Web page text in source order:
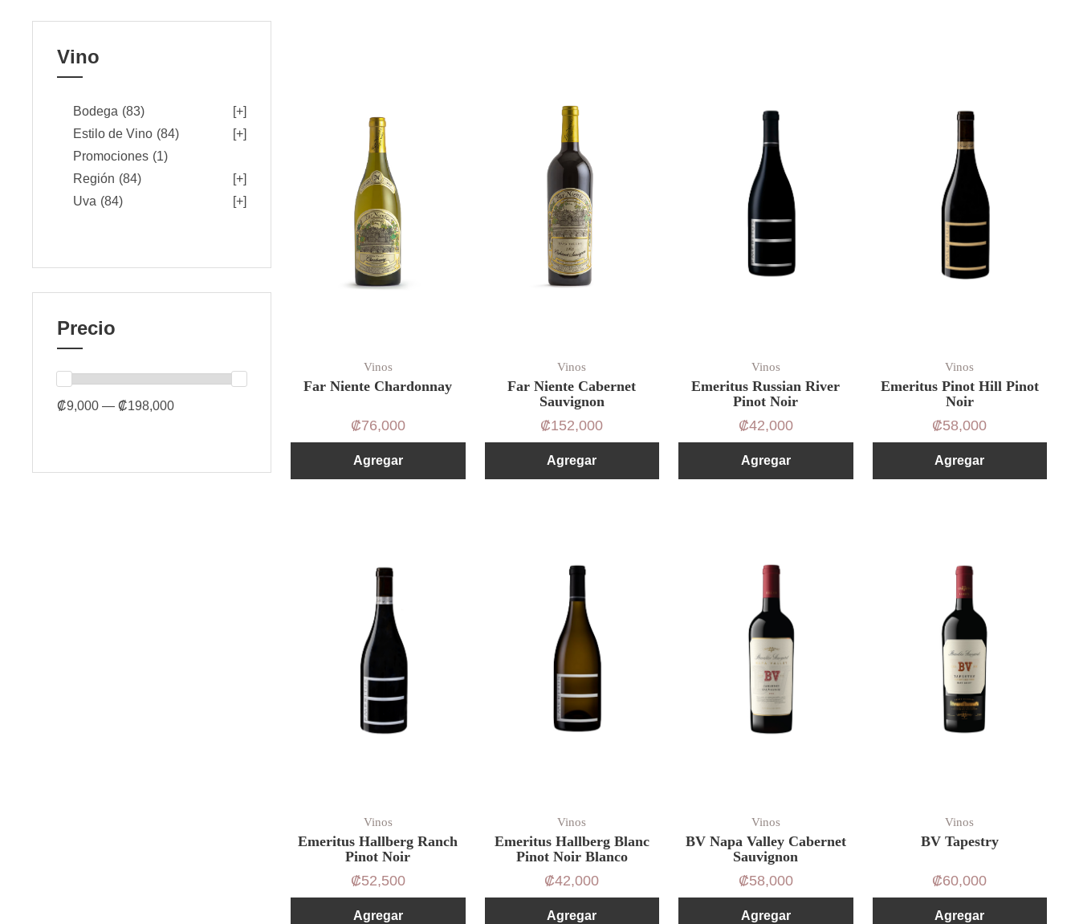
Vino
Bodega (83)
[+]
Estilo de Vino (84)
[+]
Promociones (1)
Región (84)
[+]
Uva (84) [+]
Precio
₡9,000 — ₡198,000
Vinos
Far Niente Chardonnay
₡76,000
Agregar
Vinos
Far Niente Cabernet
Sauvignon
₡152,000
Agregar
Vinos
Emeritus Russian River
Pinot Noir
₡42,000
Agregar
Vinos
Emeritus Pinot Hill Pinot
Noir
₡58,000
Agregar
Vinos
Emeritus Hallberg Ranch
Pinot Noir
₡52,500
Agregar
Vinos
Emeritus Hallberg Blanc
Pinot Noir Blanco
₡42,000
Agregar
Vinos
BV Napa Valley Cabernet
Sauvignon
₡58,000
Agregar
Vinos
BV Tapestry
₡60,000
Agregar